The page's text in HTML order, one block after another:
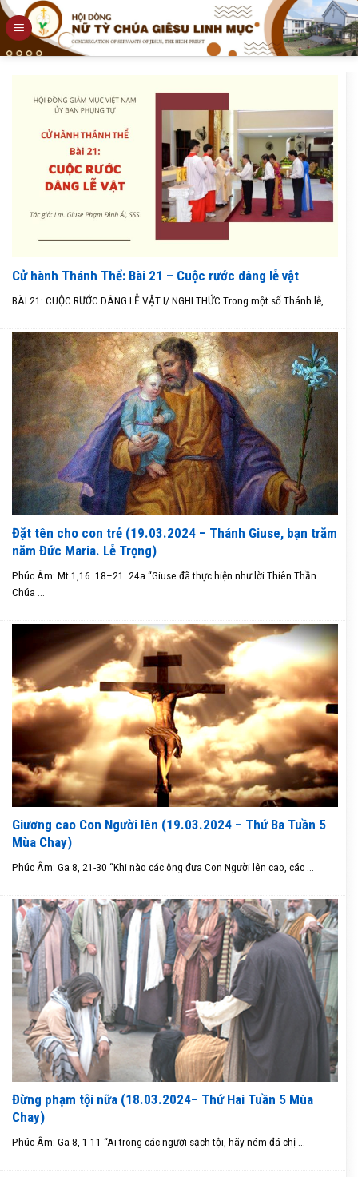
Skip
to
content
Cử hành Thánh Thể: Bài 21 – Cuộc rước dâng lễ vật
BÀI 21: CUỘC RƯỚC DÂNG LỄ VẬT I/ NGHI THỨC Trong một số Thánh lễ, ...
Đặt tên cho con trẻ (19.03.2024 – Thánh Giuse, bạn trăm
năm Đức Maria. Lễ Trọng)
Phúc Âm: Mt 1,16. 18–21. 24a “Giuse đã thực hiện như lời Thiên Thần
Chúa ...
Giương cao Con Người lên (19.03.2024 – Thứ Ba Tuần 5
Mùa Chay)
Phúc Âm: Ga 8, 21-30 “Khi nào các ông đưa Con Người lên cao, các ...
Đừng phạm tội nữa (18.03.2024– Thứ Hai Tuần 5 Mùa
Chay)
Phúc Âm: Ga 8, 1-11 “Ai trong các ngươi sạch tội, hãy ném đá chị ...